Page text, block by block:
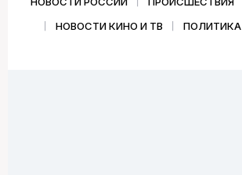
НОВОСТИ КИНО И ТВ
ПОЛИТИКА